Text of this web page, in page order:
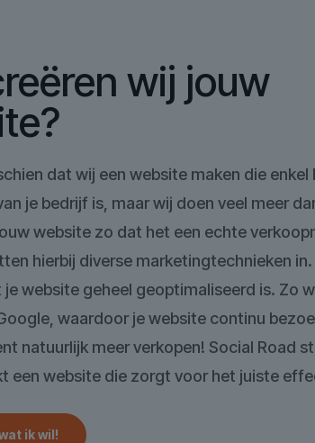
wij jouw
dat wij een website maken die enkel
je bedrijf is, maar wij doen veel meer
website zo dat het een echte
hierbij diverse marketingtechnieken
website geheel geoptimaliseerd is. Zo
waardoor je website continu
natuurlijk meer verkopen! Social Road
een website die zorgt voor het juiste
ik wil!